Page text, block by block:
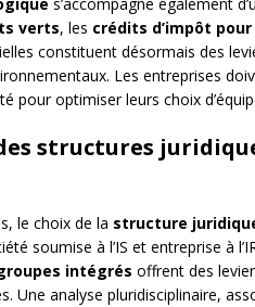
verts, les crédits d’impôt
constituent désormais des
Les entreprises
pour optimiser leurs choix
structures
le choix de la structure
soumise à l’IS et entreprise à
intégrés offrent des
Une analyse pluridisciplinaire,